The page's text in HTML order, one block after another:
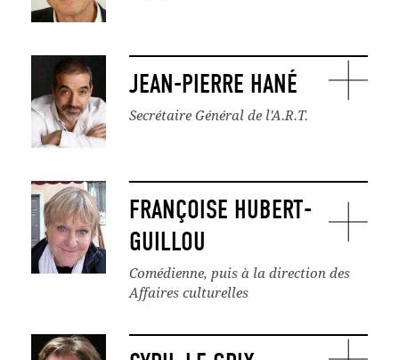
JEAN-PIERRE HANÉ
Secrétaire Général de l'A.R.T.
FRANÇOISE HUBERT-
GUILLOU
Comédienne, puis à la direction des
Affaires culturelles